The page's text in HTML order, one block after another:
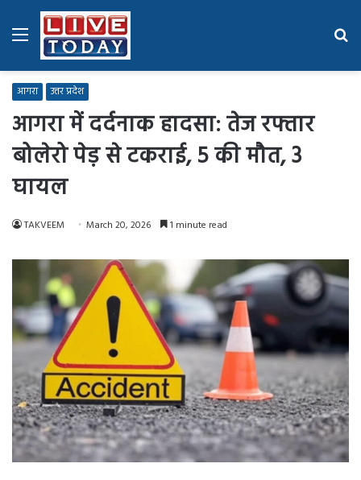
Menu
आगरा उत्तर प्रदेश
आगरा में दर्दनाक हादसा: तेज रफ्तार
बोलेरो पेड़ से टकराई, 5 की मौत, 3
घायल
TAKVEEM March 20, 2026 1 minute read